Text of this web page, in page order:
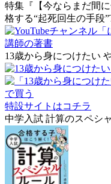
特集『【今ならまだ間
格する“起死回生の手段
講師の著書
13歳から身につけたい
特設サイトはコチラ
中学入試 計算のスペシ